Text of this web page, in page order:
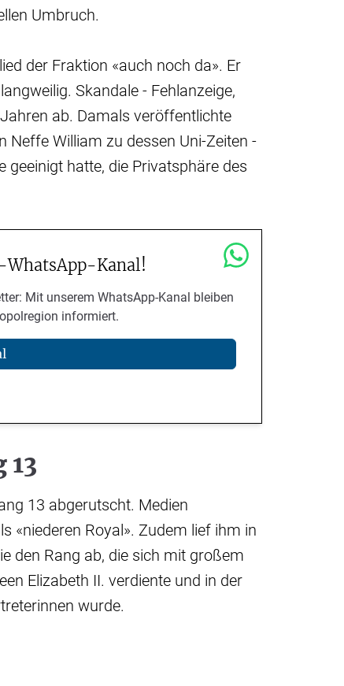
Umbruch.
der Fraktion «auch noch da». Er
Skandale - Fehlanzeige,
ab. Damals veröffentlichte
William zu dessen Uni-Zeiten -
hatte, die Privatsphäre des
Kanal!
Mit unserem WhatsApp-Kanal bleiben
informiert.
13
13 abgerutscht. Medien
«niederen Royal». Zudem lief ihm in
den Rang ab, die sich mit großem
Elizabeth II. verdiente und in der
wurde.